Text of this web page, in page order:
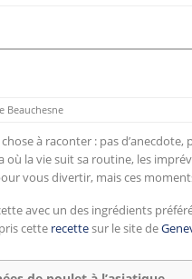
à raconter : pas d’anecdote,
où la vie suit sa routine, les
vous divertir, mais ces
avec un des ingrédients
cette recettesur le site de